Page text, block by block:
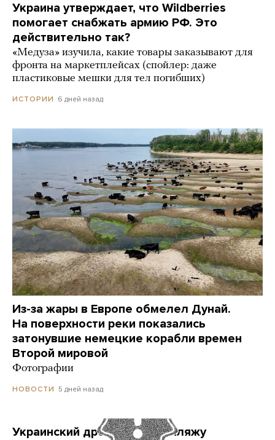
Украина утверждает, что Wildberries
помогает снабжать армию РФ. Это
действительно так?
«Медуза» изучила, какие товары заказывают для
фронта на маркетплейсах (спойлер: даже
пластиковые мешки для тел погибших)
ИСТОРИИ 6 дней назад
Из-за жары в Европе обмелел Дунай.
На поверхности реки показались
затонувшие немецкие корабли времен
Второй мировой
Фотографии
НОВОСТИ 5 дней назад
Украинский дрон попал по пляжу